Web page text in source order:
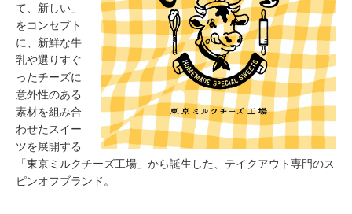
て、新しい」
をコンセプト
に、新鮮な牛
乳や選りすぐ
ったチーズに
意外性のある
素材を組み合
わせたスイー
ツを展開する
「東京ミルクチーズ工場」から誕生した、テイクアウト専門のス
ピンオフブランド。